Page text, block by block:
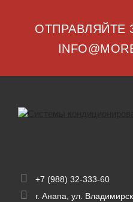
ОТПРАВЛЯЙТЕ
+7 (988) 32-333-60
г. Анапа, ул.